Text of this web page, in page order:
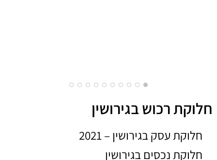
חלוקת רכוש בגירושין
חלוקת עסק בגירושין – 2021
חלוקת נכסים בגירושין